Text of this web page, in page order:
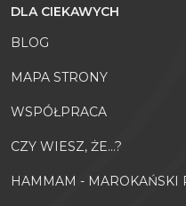
DLA CIEKAWYCH
BLOG
MAPA STRONY
WSPÓŁPRACA
CZY WIESZ, ŻE...?
HAMMAM - MAROKAŃSKI